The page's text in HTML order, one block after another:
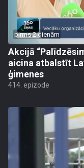
pirms 2 dienām
Akcijā
aicina atbalstīt
ģimenes
414. epizode